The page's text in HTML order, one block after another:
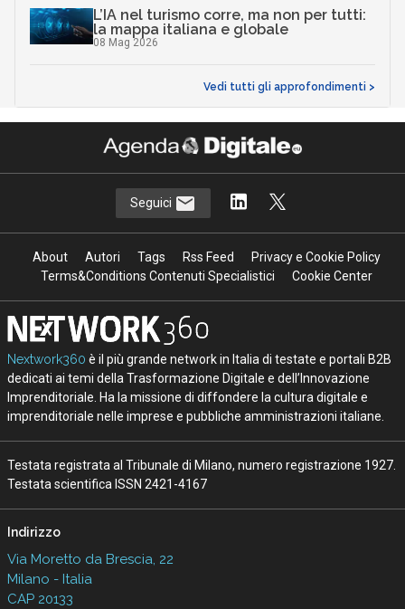
L’IA nel turismo corre, ma non per tutti:
la mappa italiana e globale
08 Mag 2026
Vedi tutti gli approfondimenti >
Seguici
About Autori Tags Rss Feed
Privacy e Cookie Policy
Terms&Conditions Contenuti Specialistici
Cookie Center
Nextwork360 è il più grande network in Italia di testate e portali B2B
dedicati ai temi della Trasformazione Digitale e dell’Innovazione
Imprenditoriale. Ha la missione di diffondere la cultura digitale e
imprenditoriale nelle imprese e pubbliche amministrazioni italiane.
Testata registrata al Tribunale di Milano, numero registrazione 1927.
Testata scientifica ISSN 2421-4167
Indirizzo
Via Moretto da Brescia, 22
Milano - Italia
CAP 20133